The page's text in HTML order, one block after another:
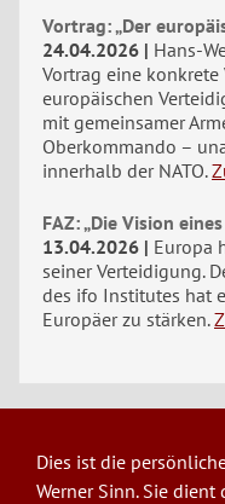
Vortrag: „Der
24.04.2026
Hans-
Vortrag eine
europäischen
mit gemeinsamer
Oberkommando –
innerhalb der NATO.
FAZ: „Die Vision
13.04.2026
Europa
seiner Verteidigung.
des ifo Institutes hat
Europäer zu stärken.
Dies ist die
Werner Sinn. Sie